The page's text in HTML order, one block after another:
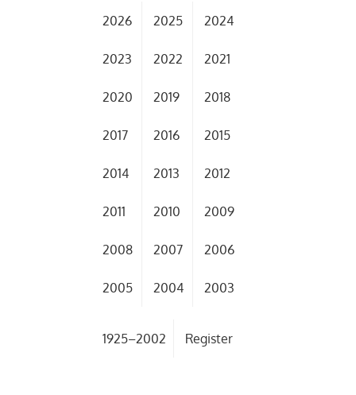
2026 2025 2024
2023 2022 2021
2020 2019 2018
2017 2016 2015
2014 2013 2012
2011 2010 2009
2008 2007 2006
2005 2004 2003
1925–2002 Register